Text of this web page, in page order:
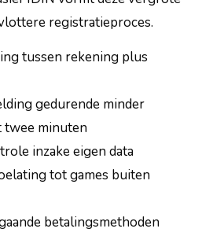
registratieproces.
tussen rekening plus
gedurende minder
twee minuten
inzake eigen data
tot games buiten
betalingsmethoden